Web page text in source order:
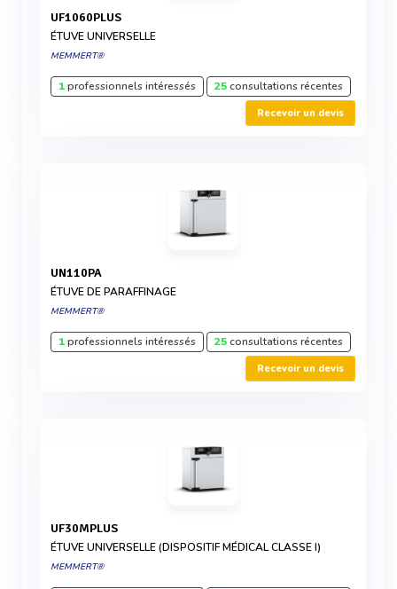
UF1060PLUS
ÉTUVE UNIVERSELLE
MEMMERT®
1professionnels intéressés 25consultations récentes
Recevoir un devis
UN110PA
ÉTUVE DE PARAFFINAGE
MEMMERT®
1professionnels intéressés 25consultations récentes
Recevoir un devis
UF30MPLUS
ÉTUVE UNIVERSELLE (DISPOSITIF MÉDICAL CLASSE I)
MEMMERT®